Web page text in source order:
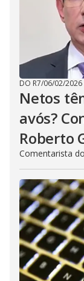
DO R7/06/02/2026
Netos
avós?
Roberto
Comentarista